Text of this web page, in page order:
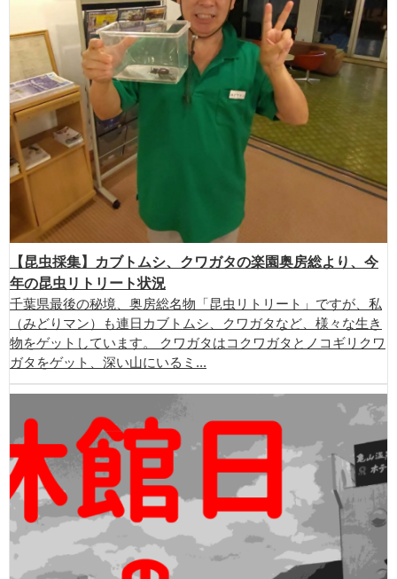
【昆虫採集】カブトムシ、クワガタの楽園奥房総より、今
年の昆虫リトリート状況
千葉県最後の秘境、奥房総名物「昆虫リトリート」ですが、私
（みどりマン）も連日カブトムシ、クワガタなど、様々な生き
物をゲットしています。 クワガタはコクワガタとノコギリクワ
ガタをゲット、深い山にいるミ...